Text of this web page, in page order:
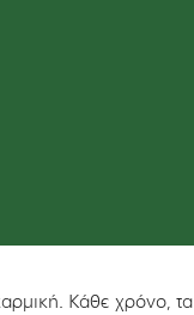
Κάθε χρόνο, τα